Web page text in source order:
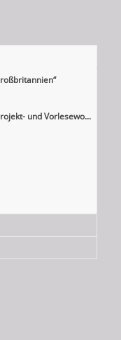
und Vorlesewo...